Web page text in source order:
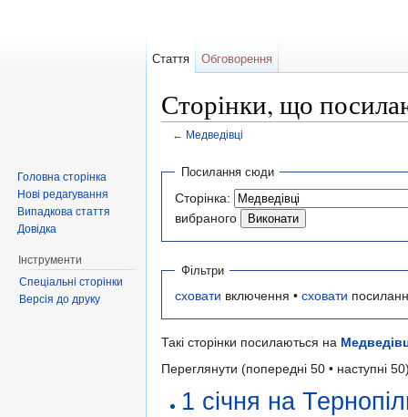
Сторінки, що
← Медведівці
Посилання сюди
Сторінка:
вибраного
Фільтри
сховати включення • сховати
Такі сторінки посилаються на
Переглянути (попередні 50 • наступні
1 січня на
Стаття Обговорення
Головна сторінка
Нові редагування
Випадкова стаття
Довідка
Інструменти
Спеціальні сторінки
Версія до друку